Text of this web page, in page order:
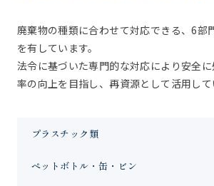
廃棄物の種類に合わせて対応できる、6部
を有しています。
法令に基づいた専門的な対応により安全
率の向上を目指し、再資源として活用して
プラスチック類
ペットボトル・缶・ビン